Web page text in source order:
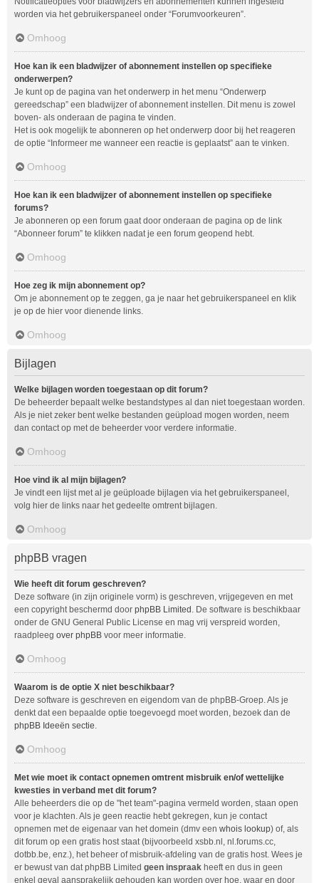
worden via het gebruikerspaneel onder “Forumvoorkeuren”.
Omhoog
Hoe kan ik een bladwijzer of abonnement instellen op specifieke
onderwerpen?
Je kunt op de pagina van het onderwerp in het menu “Onderwerp
gereedschap” een bladwijzer of abonnement instellen. Dit menu is zowel
boven- als onderaan de pagina te vinden.
Het is ook mogelijk te abonneren op het onderwerp door bij het reageren
de optie “Informeer me wanneer een reactie is geplaatst” aan te vinken.
Omhoog
Hoe kan ik een bladwijzer of abonnement instellen op specifieke
forums?
Je abonneren op een forum gaat door onderaan de pagina op de link
“Abonneer forum” te klikken nadat je een forum geopend hebt.
Omhoog
Hoe zeg ik mijn abonnement op?
Om je abonnement op te zeggen, ga je naar het gebruikerspaneel en klik
je op de hier voor dienende links.
Omhoog
Bijlagen
Welke bijlagen worden toegestaan op dit forum?
De beheerder bepaalt welke bestandstypes al dan niet toegestaan worden.
Als je niet zeker bent welke bestanden geüpload mogen worden, neem
dan contact op met de beheerder voor verdere informatie.
Omhoog
Hoe vind ik al mijn bijlagen?
Je vindt een lijst met al je geüploade bijlagen via het gebruikerspaneel,
volg hier de links naar het gedeelte omtrent bijlagen.
Omhoog
phpBB vragen
Wie heeft dit forum geschreven?
Deze software (in zijn originele vorm) is geschreven, vrijgegeven en met
een copyright beschermd door phpBB Limited . De software is beschikbaar
onder de GNU General Public License en mag vrij verspreid worden,
raadpleeg over phpBB voor meer informatie.
Omhoog
Waarom is de optie X niet beschikbaar?
Deze software is geschreven en eigendom van de phpBB-Groep. Als je
denkt dat een bepaalde optie toegevoegd moet worden, bezoek dan de
phpBB Ideeën sectie.
Omhoog
Met wie moet ik contact opnemen omtrent misbruik en/of wettelijke
kwesties in verband met dit forum?
Alle beheerders die op de "het team"-pagina vermeld worden, staan open
voor je klachten. Als je geen reactie hebt gekregen, kun je contact
opnemen met de eigenaar van het domein (dmv een whois lookup) of, als
dit forum op een gratis host staat (bijvoorbeeld xsbb.nl, nl.forums.cc,
dotbb.be, enz.), het beheer of misbruik-afdeling van de gratis host. Wees je
er bewust van dat phpBB Limited geen inspraak heeft en dus in geen
enkel geval aansprakelijk gehouden kan worden over hoe, waar en door